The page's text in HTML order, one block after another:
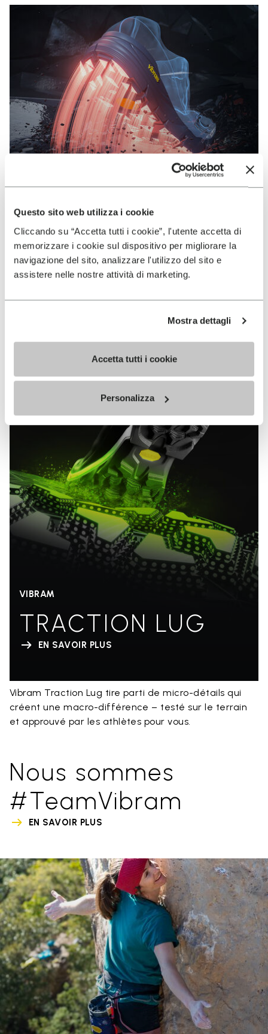
Questo sito web utilizza i cookie
Cliccando su “Accetta tutti i cookie”, l'utente accetta di
memorizzare i cookie sul dispositivo per migliorare la
navigazione del sito, analizzare l'utilizzo del sito e
assistere nelle nostre attività di marketing.
Mostra dettagli
Accetta tutti i cookie
Personalizza
VIBRAM
MEGAGRIP
EN SAVOIR PLUS
Vibram Megagrip est un composé de gomme hautes
performances qui offre des propriétés d’adhérence
sans équivalent sur terrains mouillés comme secs.
VIBRAM
TRACTION LUG
EN SAVOIR PLUS
Vibram Traction Lug tire parti de micro-détails qui
créent une macro-différence – testé sur le terrain
et approuvé par les athlètes pour vous.
Nous sommes
#TeamVibram
EN SAVOIR PLUS